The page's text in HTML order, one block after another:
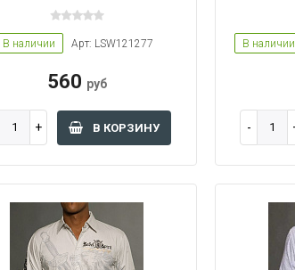
В наличии Арт: LSW121277
560 руб
В КОРЗИНУ
В наличии
S XL S M